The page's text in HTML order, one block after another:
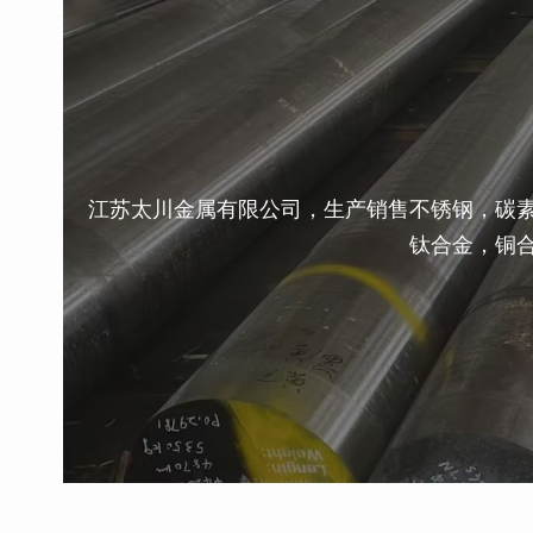
江苏太川金属有限公司，生产销售不锈钢，碳
钛合金，铜